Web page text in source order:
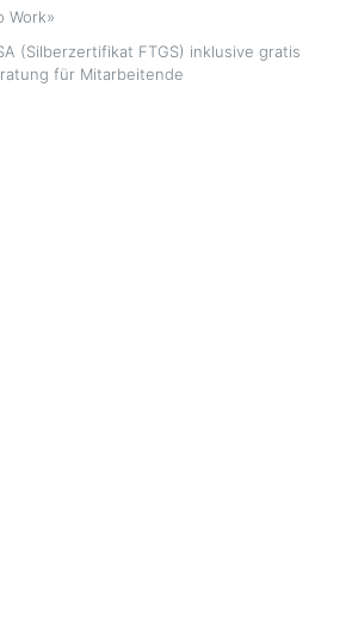
Work»
(Silberzertifikat FTGS) inklusive gratis
für Mitarbeitende